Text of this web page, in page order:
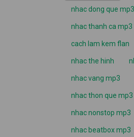
nhac dong que mp3
nhac thanh ca mp3
cach lam kem flan
nhac the hinh
nhac vang mp3
nhac thon que mp3
nhac nonstop mp3
nhac beatbox mp3